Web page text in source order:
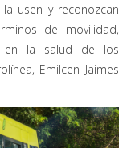
usen y reconozcan
de movilidad,
en la salud de los
Emilcen Jaimes